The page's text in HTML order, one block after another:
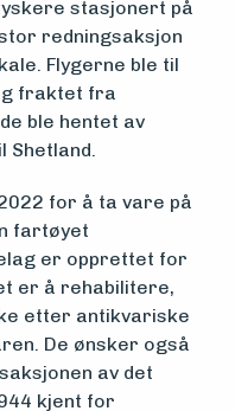
stasjonert på
redningsaksjon
Flygerne ble til
fraktet fra
ble hentet av
Shetland.
for å ta vare på
fartøyet
er opprettet for
er å rehabilitere,
etter antikvariske
De ønsker også
av det
kjent for